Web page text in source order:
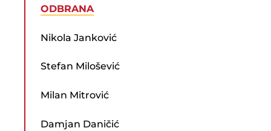
ODBRANA
Nikola Janković
Stefan Milošević
Milan Mitrović
Damjan Daničić